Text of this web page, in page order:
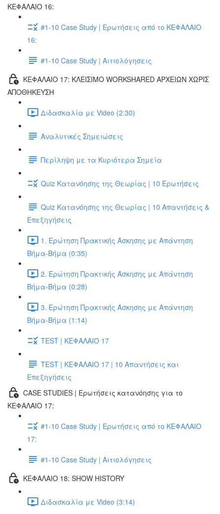
ΚΕΦΑΛΑΙΟ 16:
#1-10 Case Study | Ερωτήσεις από το ΚΕΦΑΛΑΙΟ
16:
#1-10 Case Study | Αιτιολόγησεις
ΚΕΦΑΛΑΙΟ 17: ΚΛΕΙΣΙΜΟ WORKSHARED ΑΡΧΕΙΩΝ ΧΩΡΙΣ
ΑΠΟΘΗΚΕΥΣΗ
Διδασκαλία με Video (2:30)
Αναλυτικές Σημειώσεις
Περίληψη με τα Κυριότερα Σημεία
Quiz Κατανόησης της Θεωρίας | 10 Ερωτήσεις
Quiz Κατανόησης της Θεωρίας | 10 Απαντήσεις &
Επεξηγήσεις
1. Ερώτηση Πρακτικής Άσκησης με Απάντηση
Βήμα-Βήμα (0:35)
2. Ερώτηση Πρακτικής Άσκησης με Απάντηση
Βήμα-Βήμα (0:28)
3. Ερώτηση Πρακτικής Άσκησης με Απάντηση
Βήμα-Βήμα (1:14)
TEST | ΚΕΦΑΛΑΙΟ 17
TEST | ΚΕΦΑΛΑΙΟ 17 | 10 Απαντήσεις και
Επεξηγήσεις
CASE STUDIES | Ερωτήσεις κατανόησης για το
ΚΕΦΑΛΑΙΟ 17:
#1-10 Case Study | Ερωτήσεις από το ΚΕΦΑΛΑΙΟ
17:
#1-10 Case Study | Αιτιολόγησεις
ΚΕΦΑΛΑΙΟ 18: SHOW HISTORY
Διδασκαλία με Video (3:14)